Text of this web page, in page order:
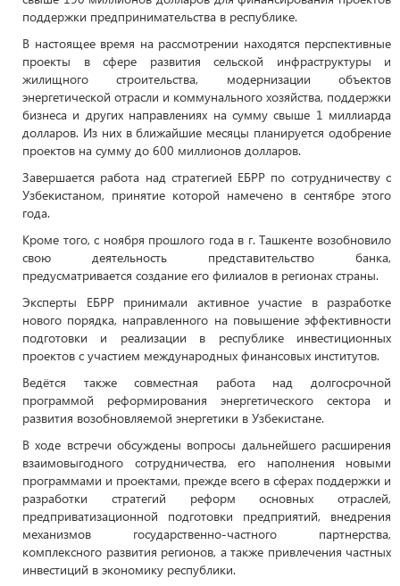
поддержки предпринимательства в республике.
В настоящее время на рассмотрении находятся перспективные
проекты в сфере развития сельской инфраструктуры и
жилищного строительства, модернизации объектов
энергетической отрасли и коммунального хозяйства, поддержки
бизнеса и других направлениях на сумму свыше 1 миллиарда
долларов. Из них в ближайшие месяцы планируется одобрение
проектов на сумму до 600 миллионов долларов.
Завершается работа над стратегией ЕБРР по сотрудничеству с
Узбекистаном, принятие которой намечено в сентябре этого
года.
Кроме того, с ноября прошлого года в г. Ташкенте возобновило
свою деятельность представительство банка,
предусматривается создание его филиалов в регионах страны.
Эксперты ЕБРР принимали активное участие в разработке
нового порядка, направленного на повышение эффективности
подготовки и реализации в республике инвестиционных
проектов с участием международных финансовых институтов.
Ведётся также совместная работа над долгосрочной
программой реформирования энергетического сектора и
развития возобновляемой энергетики в Узбекистане.
В ходе встречи обсуждены вопросы дальнейшего расширения
взаимовыгодного сотрудничества, его наполнения новыми
программами и проектами, прежде всего в сферах поддержки и
разработки стратегий реформ основных отраслей,
предприватизационной подготовки предприятий, внедрения
механизмов государственно-частного партнерства,
комплексного развития регионов, а также привлечения частных
инвестиций в экономику республики.